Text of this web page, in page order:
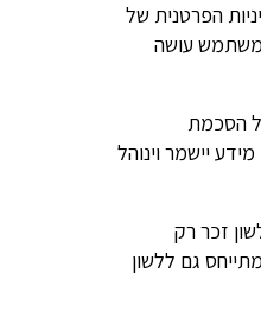
הפרטנית של
עושה
הסכמת
יישמר וינוהל
זכר רק
גם ללשון